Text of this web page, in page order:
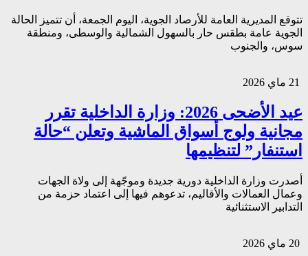
تتوقع المديرية العامة للأرصاد الجوية، اليوم الجمعة، أن تتميز الحالة
الجوية عامة بطقس حار بالسهول الشمالية والوسطى، ومنطقة
سوس، والجنوب
عيد الأضحى 2026: وزارة الداخلية تقرر
مجانية ولوج أسواق الماشية وتعلن “حالة
استنفار” لتنظيمها
أصدرت وزارة الداخلية دورية جديدة وموجّهة إلى ولاة الجهات
وعمال العمالات والأقاليم، تدعوهم فيها إلى اعتماد حزمة من
التدابير الاستثنائية